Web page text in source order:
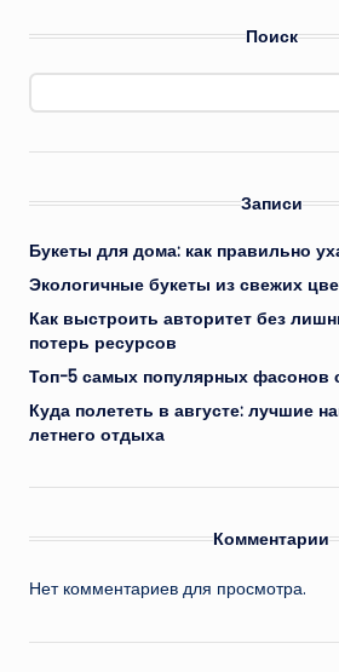
Поиск
Записи
Букеты для дома: как правильно
Экологичные букеты из свежих
Как выстроить авторитет без
потерь ресурсов
Топ-5 самых популярных фасонов
Куда полететь в августе: лучшие
летнего отдыха
Комментарии
Нет комментариев для просмотра.